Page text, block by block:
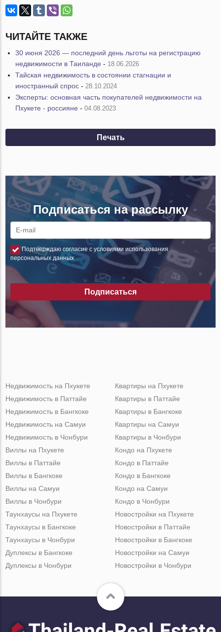
ЧИТАЙТЕ ТАКЖЕ
30 июня 2026 — последний день льготы на регистрацию
недвижимости в Таиланде - 18.06.2026
Тайская недвижимость в состоянии стагнации и
иностранный спрос - 28.10.2024
Эксперты: основная часть покупателей недвижимости на
Пхукете - россияне -04.08.2023
Печать
Подписаться на рассылку
Подтверждаю согласие с условиями использования
персональных данных
Подписаться
Недвижимость на Пхукете
Недвижимость в Паттайе
Недвижимость в Бангкоке
Недвижимость на Самуи
Недвижимость в Чонбури
Квартиры на Пхукете
Квартиры в Паттайе
Квартиры в Бангкоке
Квартиры на Самуи
Квартиры в Чонбури
Виллы на Пхукете
Виллы в Паттайе
Виллы в Бангкоке
Виллы на Самуи
Виллы в Чонбури
Кондо на Пхукете
Кондо в Паттайе
Кондо в Бангкоке
Кондо на Самуи
Кондо в Чонбури
Таунхаусы на Пхукете
Таунхаусы в Бангкоке
Таунхаусы в Чонбури
Дуплексы в Бангкоке
Дуплексы в Чонбури
Новостройки на Пхукете
Новостройки в Паттайе
Новостройки в Бангкоке
Новостройки на Самуи
Новостройки в Чонбури